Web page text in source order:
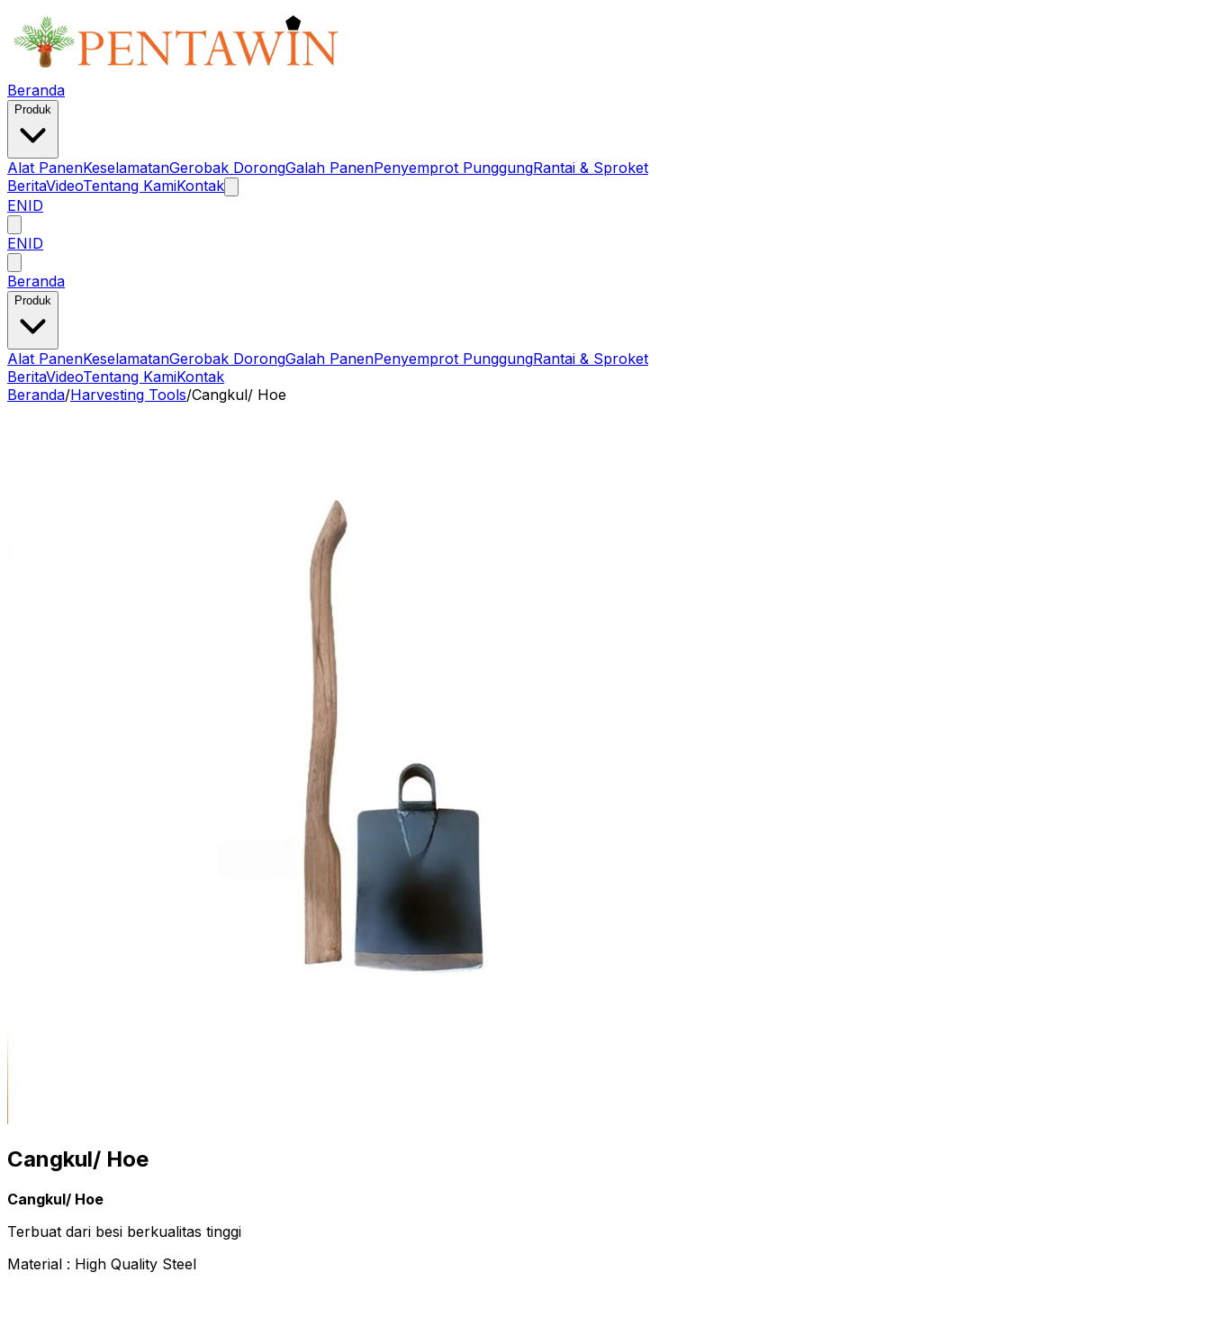
Beranda
Produk
Alat PanenKeselamatanGerobak DorongGalah PanenPenyemprot PunggungRantai & Sproket
BeritaVideoTentang KamiKontak
ENID
ENID
Beranda
Produk
Alat PanenKeselamatanGerobak DorongGalah PanenPenyemprot PunggungRantai & Sproket
BeritaVideoTentang KamiKontak
Beranda/Harvesting Tools/Cangkul/ Hoe
Cangkul/ Hoe
Cangkul/ Hoe
Terbuat dari besi berkualitas tinggi
Material : High Quality Steel